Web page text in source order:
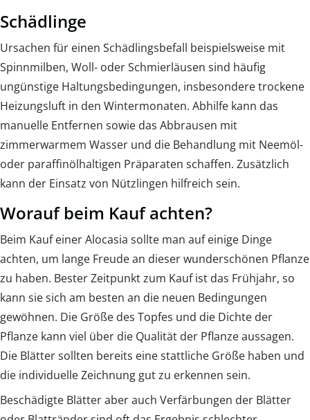
Schädlinge
Ursachen für einen Schädlingsbefall beispielsweise mit
Spinnmilben, Woll- oder Schmierläusen sind häufig
ungünstige Haltungsbedingungen, insbesondere trockene
Heizungsluft in den Wintermonaten. Abhilfe kann das
manuelle Entfernen sowie das Abbrausen mit
zimmerwarmem Wasser und die Behandlung mit Neemöl-
oder paraffinölhaltigen Präparaten schaffen. Zusätzlich
kann der Einsatz von Nützlingen hilfreich sein.
Worauf beim Kauf achten?
Beim Kauf einer Alocasia sollte man auf einige Dinge
achten, um lange Freude an dieser wunderschönen Pflanze
zu haben. Bester Zeitpunkt zum Kauf ist das Frühjahr, so
kann sie sich am besten an die neuen Bedingungen
gewöhnen. Die Größe des Topfes und die Dichte der
Pflanze kann viel über die Qualität der Pflanze aussagen.
Die Blätter sollten bereits eine stattliche Größe haben und
die individuelle Zeichnung gut zu erkennen sein.
Beschädigte Blätter aber auch Verfärbungen der Blätter